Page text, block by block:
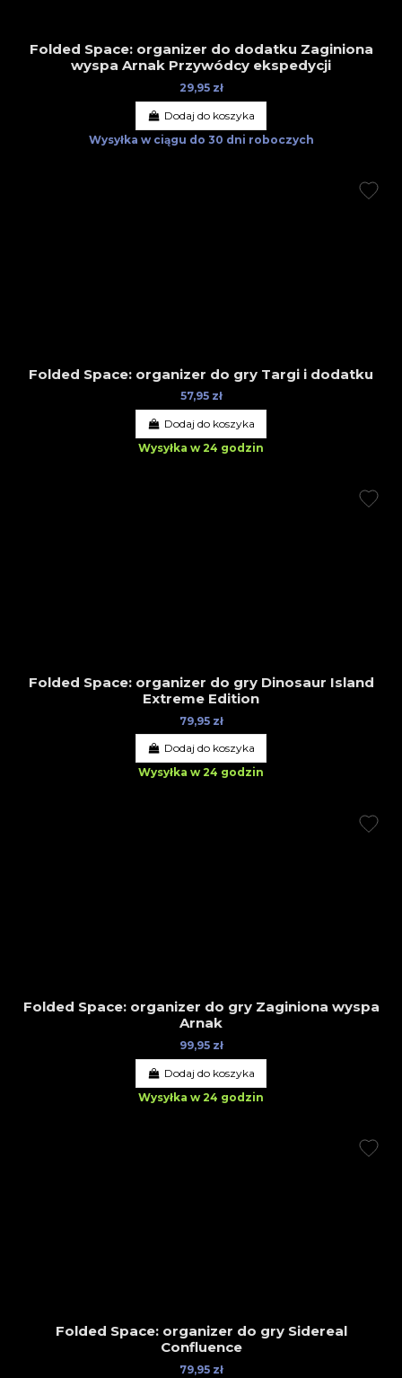
Folded Space: organizer do dodatku Zaginiona
wyspa Arnak Przywódcy ekspedycji
29,95 zł
Dodaj do koszyka
Wysyłka w ciągu do 30 dni roboczych
Folded Space: organizer do gry Targi i dodatku
57,95 zł
Dodaj do koszyka
Wysyłka w 24 godzin
Folded Space: organizer do gry Dinosaur Island
Extreme Edition
79,95 zł
Dodaj do koszyka
Wysyłka w 24 godzin
Folded Space: organizer do gry Zaginiona wyspa
Arnak
99,95 zł
Dodaj do koszyka
Wysyłka w 24 godzin
Folded Space: organizer do gry Sidereal
Confluence
79,95 zł